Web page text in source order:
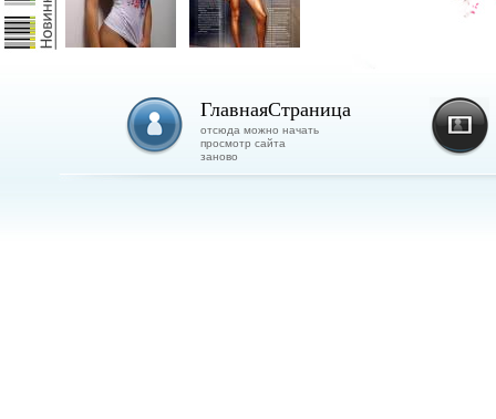
ГлавнаяCтраница
отсюда можно начать
просмотр сайта
заново